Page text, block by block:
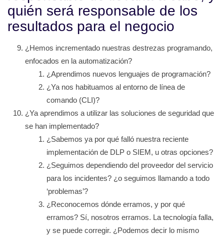
quién será responsable de los
resultados para el negocio
¿Hemos incrementado nuestras destrezas programando,
enfocados en la automatización?
¿Aprendimos nuevos lenguajes de programación?
¿Ya nos habituamos al entorno de línea de
comando (CLI)?
¿Ya aprendimos a utilizar las soluciones de seguridad que
se han implementado?
¿Sabemos ya por qué falló nuestra reciente
implementación de DLP o SIEM, u otras opciones?
¿Seguimos dependiendo del proveedor del servicio
para los incidentes? ¿o seguimos llamando a todo
‘problemas’?
¿Reconocemos dónde erramos, y por qué
erramos? Sí, nosotros erramos. La tecnología falla,
y se puede corregir. ¿Podemos decir lo mismo